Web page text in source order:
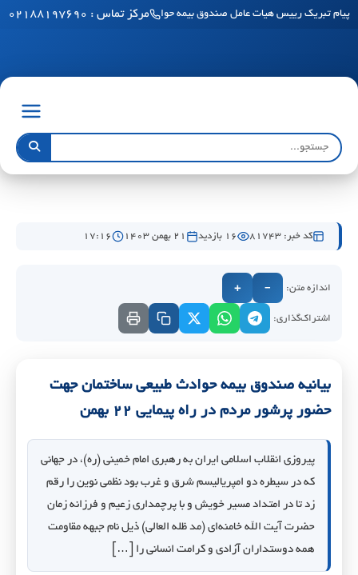
پیام تبریک رییس هیات عامل صندوق بیمه حوادث طبیعی ساختمان به مناسبت فرا
مرکز تماس : ۰۲۱۸۸۱۹۷۶۹۰
کد خبر: 81743 16 بازدید ۲۱ بهمن ۱۴۰۳ ۱۷:۱۶
اندازه متن: −
+
اشتراک‌گذاری:
بیانیه صندوق بیمه حوادث طبیعی ساختمان جهت
حضور پرشور مردم در راه پیمایی ۲۲ بهمن
پیروزی انقلاب اسلامی ایران به رهبری امام خمینی (ره)، در جهانی
که در سیطره دو امپریالیسم شرق و غرب بود نظمی نوین را رقم
زد تا در امتداد مسیر خویش و با پرچمداری زعیم و فرزانه زمان
حضرت آیت الله خامنه‌ای (مد ظله العالی) ذیل نام جبهه مقاومت
همه دوستداران آزادی و کرامت انسانی را […]